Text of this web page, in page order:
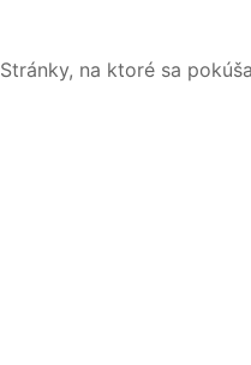
Stránky, na ktoré sa